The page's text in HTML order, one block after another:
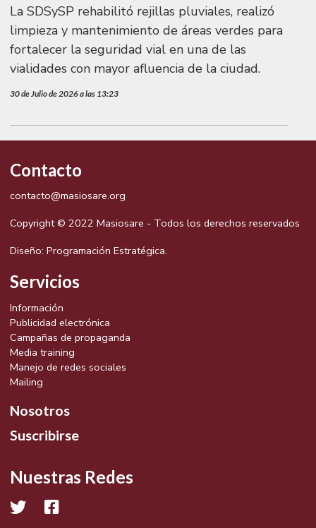
La SDSySP rehabilitó rejillas pluviales, realizó
limpieza y mantenimiento de áreas verdes para
fortalecer la seguridad vial en una de las
vialidades con mayor afluencia de la ciudad.
30 de Julio de 2026 a las 13:23
Contacto
contacto@masiosare.org
Copyright © 2022 Masiosare - Todos los derechos reservados
Diseño: Programación Estratégica.
Servicios
Información
Publicidad electrónica
Campañas de propaganda
Media training
Manejo de redes sociales
Mailing
Nosotros
Suscribirse
Nuestras Redes